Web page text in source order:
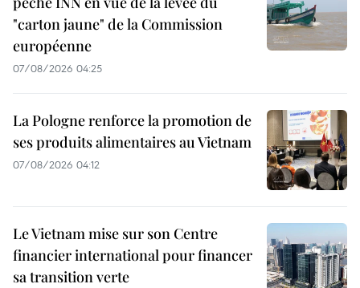
"carton jaune" de la Commission
européenne
07/08/2026 04:25
La Pologne renforce la promotion de
ses produits alimentaires au Vietnam
07/08/2026 04:12
Le Vietnam mise sur son Centre
financier international pour financer
sa transition verte